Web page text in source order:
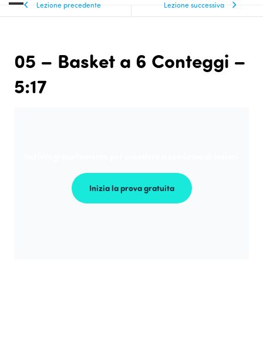
Lezione precedente Lezione successiva
05 – Basket a 6 Conteggi –
5:17
Inizia la prova gratuita